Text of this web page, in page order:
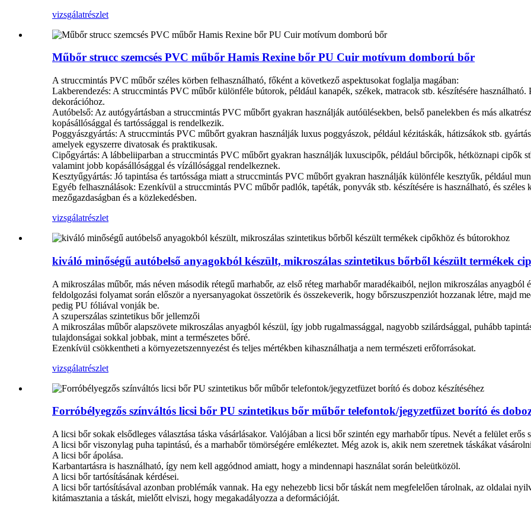
vizsgálatrészlet
Műbőr strucc szemcsés PVC műbőr Hamis Rexine bőr PU Cuir motívum domború bőr
A struccmintás PVC műbőr széles körben felhasználható, főként a következő aspektusokat foglalja magában:
‌Lakberendezés‌: A struccmintás PVC műbőr különféle bútorok, például kanapék, székek, matracok stb. készítésére használható.
dekorációhoz.
‌Autóbelső‌: Az autógyártásban a struccmintás PVC műbőrt gyakran használják autóülésekben, belső panelekben és más
kopásállósággal és tartóssággal is rendelkezik.
Poggyászgyártás: A struccmintás PVC műbőrt gyakran használják luxus poggyászok, például kézitáskák, hátizsákok stb.
amelyek egyszerre divatosak és praktikusak.
Cipőgyártás: A lábbeliiparban a struccmintás PVC műbőrt gyakran használják luxuscipők, például bőrcipők, hétköznapi cipők
valamint jobb kopásállósággal és vízállósággal rendelkeznek.
Kesztyűgyártás: Jó tapintása és tartóssága miatt a struccmintás PVC műbőrt gyakran használják különféle kesztyűk, például
Egyéb felhasználások: Ezenkívül a struccmintás PVC műbőr padlók, tapéták, ponyvák stb. készítésére is használható, és széles
mezőgazdaságban és a közlekedésben.
vizsgálatrészlet
kiváló minőségű autóbelső anyagokból készült, mikroszálas szintetikus bőrből készült termékek
A mikroszálas műbőr, más néven második rétegű marhabőr, az első réteg marhabőr maradékaiból, nejlon mikroszálas
feldolgozási folyamat során először a nyersanyagokat összetörik és összekeverik, hogy bőrszuszpenziót hozzanak létre, majd
pedig PU fóliával vonják be.
A szuperszálas szintetikus bőr jellemzői
A mikroszálas műbőr alapszövete mikroszálas anyagból készül, így jobb rugalmassággal, nagyobb szilárdsággal, puhább
tulajdonságai sokkal jobbak, mint a természetes bőré.
Ezenkívül csökkentheti a környezetszennyezést és teljes mértékben kihasználhatja a nem természeti erőforrásokat.
vizsgálatrészlet
Forróbélyegzős színváltós licsi bőr PU szintetikus bőr műbőr telefontok/jegyzetfüzet borító és doboz
A licsi bőr sokak elsődleges választása táska vásárlásakor. Valójában a licsi bőr szintén egy marhabőr típus. Nevét a felület erős
A licsi bőr viszonylag puha tapintású, és a marhabőr tömörségére emlékeztet. Még azok is, akik nem szeretnek táskákat
A licsi bőr ápolása.
Karbantartásra is használható, így nem kell aggódnod amiatt, hogy a mindennapi használat során beleütközöl.
A licsi bőr tartósításának kérdései.
A licsi bőr tartósításával azonban problémák vannak. Ha egy nehezebb licsi bőr táskát nem megfelelően tárolnak, az oldalai
kitámasztania a táskát, mielőtt elviszi, hogy megakadályozza a deformációját.